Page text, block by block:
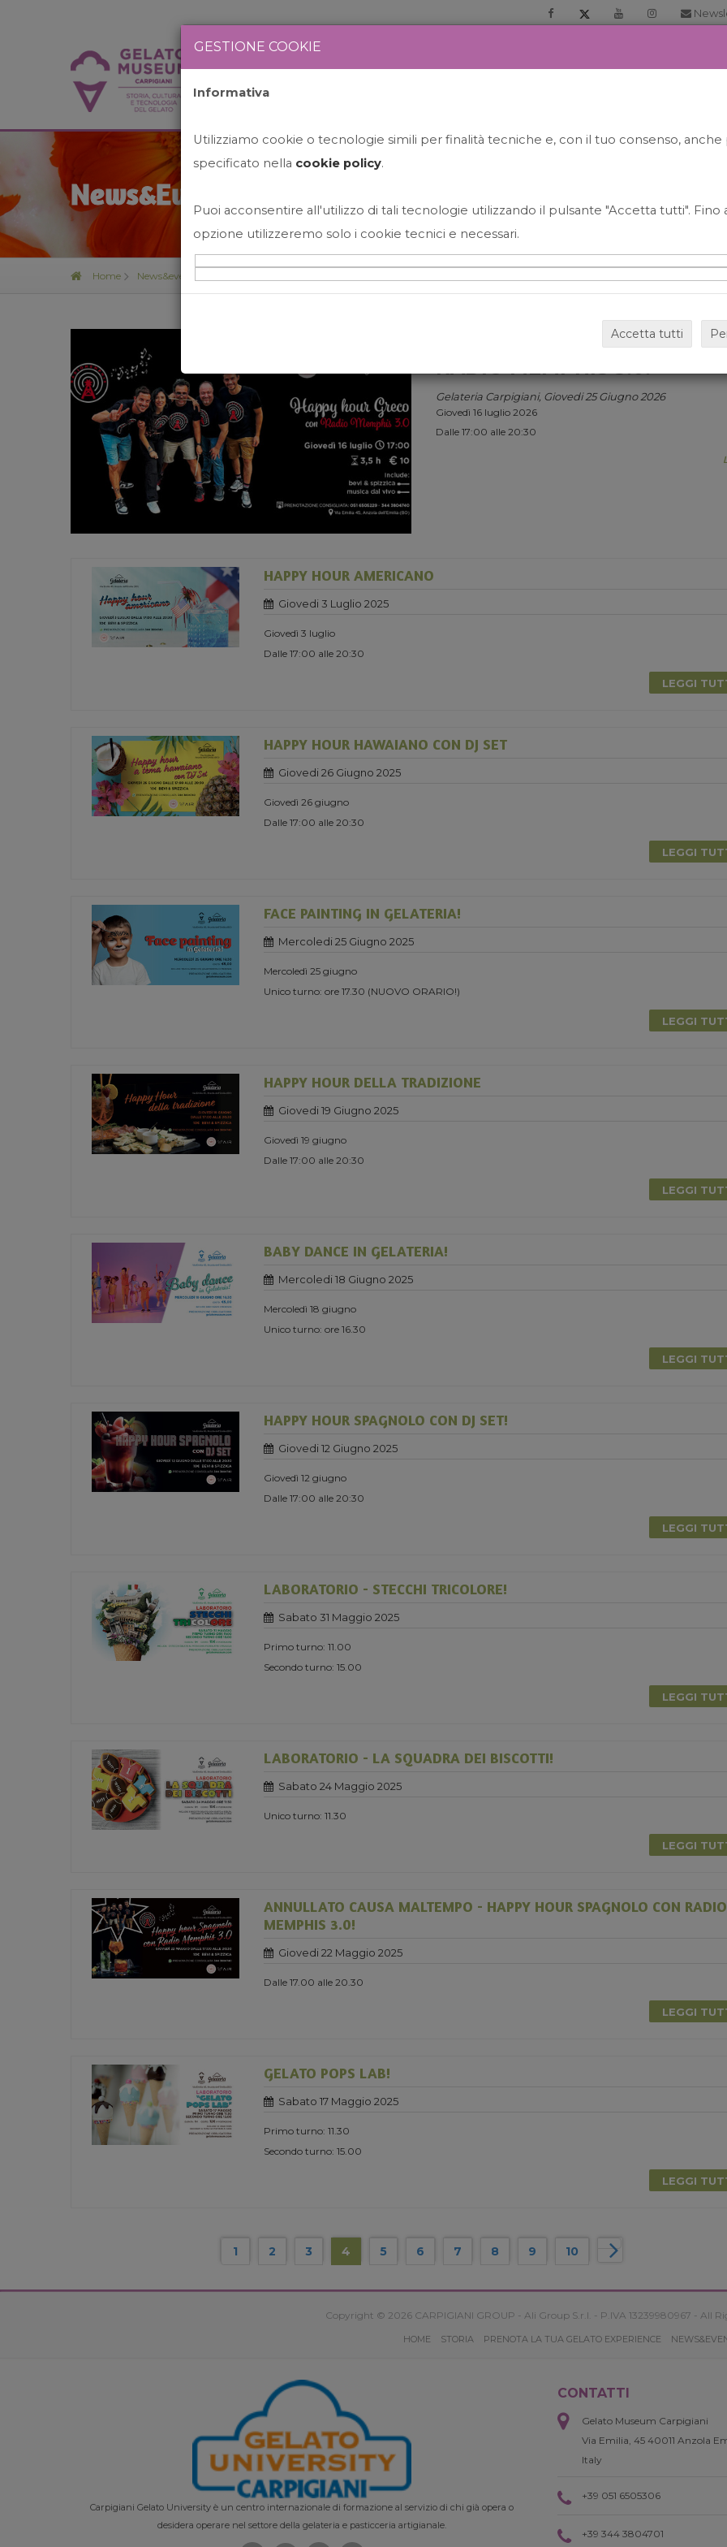
News&Events
Home News&events
HAPPY HOUR GRECO CON
RADIO MEMPHIS 3.0.
Gelateria Carpigiani, Giovedi 25 Giugno 2026
Giovedì 16 luglio 2026
Dalle 17:00 alle 20:30
HAPPY HOUR AMERICANO
Giovedi 3 Luglio 2025
Giovedì 3 luglio
Dalle 17:00 alle 20:30
LEGGI
HAPPY HOUR HAWAIANO CON DJ SET
Giovedi 26 Giugno 2025
Giovedì 26 giugno
Dalle 17:00 alle 20:30
LEGGI
FACE PAINTING IN GELATERIA!
Mercoledi 25 Giugno 2025
Mercoledì 25 giugno
Unico turno: ore 17.30 (NUOVO ORARIO!)
LEGGI
HAPPY HOUR DELLA TRADIZIONE
Giovedi 19 Giugno 2025
Giovedì 19 giugno
Dalle 17:00 alle 20:30
LEGGI
BABY DANCE IN GELATERIA!
Mercoledi 18 Giugno 2025
Mercoledì 18 giugno
Unico turno: ore 16.30
LEGGI
HAPPY HOUR SPAGNOLO CON DJ SET!
Giovedi 12 Giugno 2025
Giovedì 12 giugno
Dalle 17:00 alle 20:30
LEGGI
LABORATORIO - STECCHI TRICOLORE!
Sabato 31 Maggio 2025
Primo turno: 11.00
Secondo turno: 15.00
LEGGI
LABORATORIO - LA SQUADRA DEI BISCOTTI!
Sabato 24 Maggio 2025
Unico turno: 11.30
LEGGI
ANNULLATO CAUSA MALTEMPO - HAPPY HOUR SPAGNOLO CON RADIO
MEMPHIS 3.0!
Giovedi 22 Maggio 2025
Dalle 17.00 alle 20.30
LEGGI
GELATO POPS LAB!
Sabato 17 Maggio 2025
Primo turno: 11.30
Secondo turno: 15.00
LEGGI
1 2 3 4 5 6 7 8 9 10
Copyright © 2026 CARPIGIANI GROUP - Ali Group S.r.l. - P.IVA 13239980967 - All
HOME STORIA PRENOTA LA TUA GELATO EXPERIENCE
Carpigiani Gelato University è un centro internazionale di formazione al servizio di chi già opera o
desidera operare nel settore della gelateria e pasticceria artigianale.
CONTATTI
Gelato Museum Carpigiani
Via Emilia, 45 40011 Anzola
Italy
+39 051 6505306
+39 344 3804701
GESTIONE COOKIE
Informativa
Utilizziamo cookie o tecnologie simili per finalità tecniche e, con il tuo consenso,
specificato nella cookie policy.
Puoi acconsentire all'utilizzo di tali tecnologie utilizzando il pulsante "Accetta tutti". Fino
opzione utilizzeremo solo i cookie tecnici e necessari.
Accetta tutti